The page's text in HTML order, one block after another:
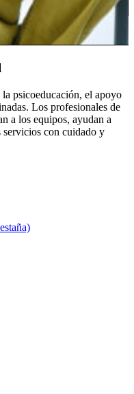
psicoeducación, el apoyo
Los profesionales de
a los equipos, ayudan a
servicios con cuidado y